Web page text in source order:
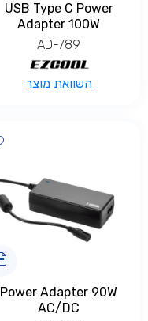
USB Type C Power
Adapter 100W
AD-789
השוואת מוצר
Power Adapter 90W
AC/DC